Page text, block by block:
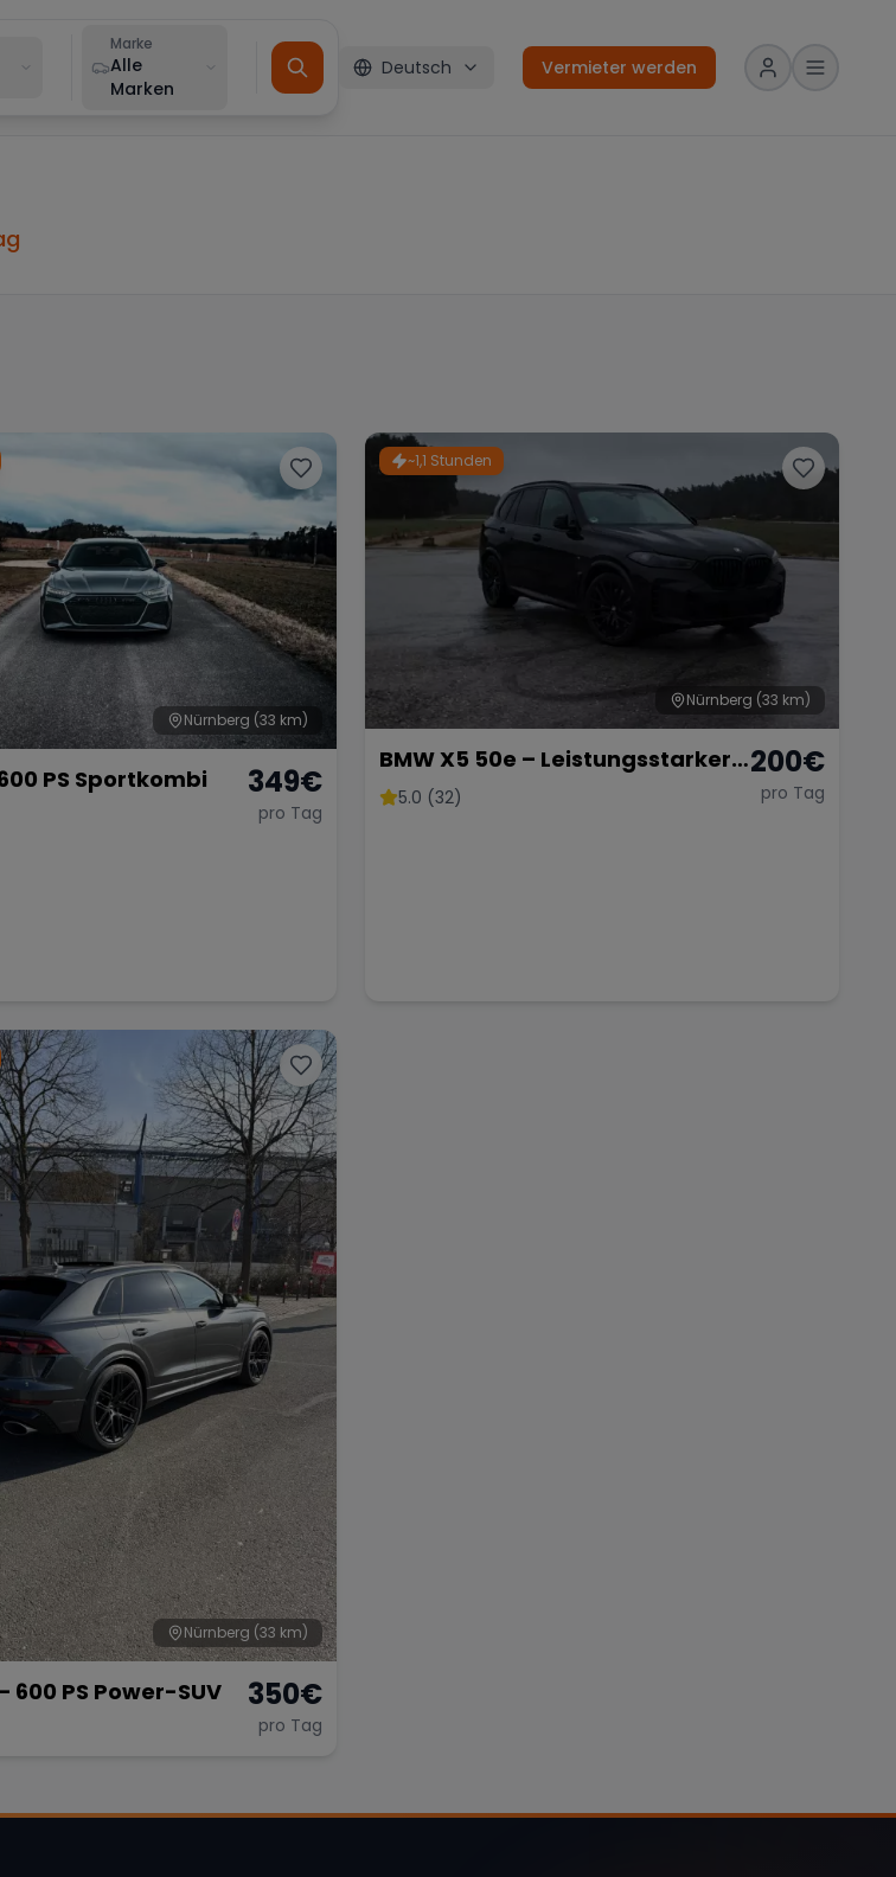
Marke
Alle
Marken
Deutsch Vermieter werden
Nürnberg (33 km)
PS Sportkombi 349€
pro Tag
~1,1 Stunden
Nürnberg (33 km)
BMW X5 50e – Leistungsstarker
Hybrid-SUV mit 489 PS
5.0 (32)
200€
pro Tag
Nürnberg (33 km)
600 PS Power-SUV 350€
pro Tag